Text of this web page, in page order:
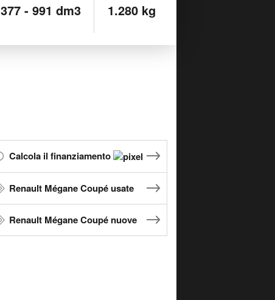
377 - 991 dm3 1.280 kg
Calcola il finanziamento
Renault Mégane Coupé usate
Renault Mégane Coupé nuove